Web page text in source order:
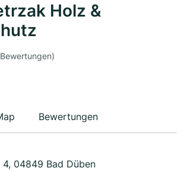
Holz &
Bewertungen
04849 Bad Düben